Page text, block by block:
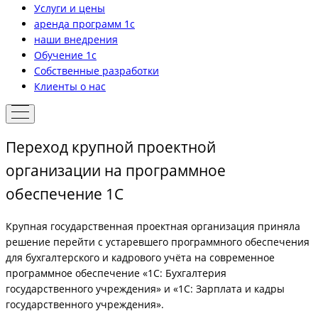
Услуги и цены
аренда программ 1с
наши внедрения
Обучение 1с
Собственные разработки
Клиенты о нас
Переход крупной проектной
организации на программное
обеспечение 1С
Крупная государственная проектная организация приняла
решение перейти с устаревшего программного обеспечения
для бухгалтерского и кадрового учёта на современное
программное обеспечение «1С: Бухгалтерия
государственного учреждения» и «1С: Зарплата и кадры
государственного учреждения».